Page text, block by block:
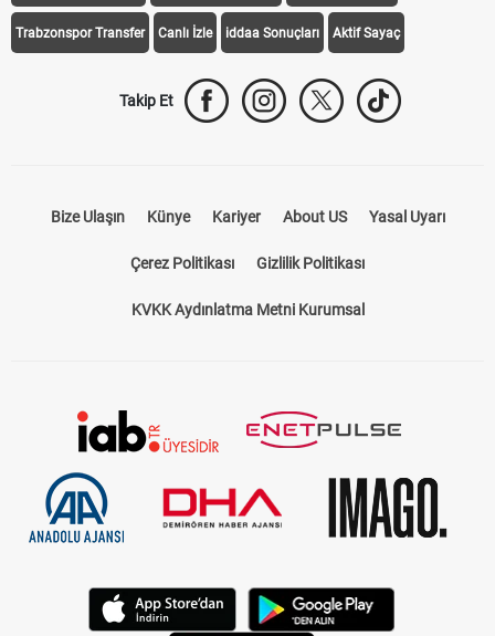
Galatasaray Transfer Fenerbahçe Transfer Beşiktaş Transfer
Trabzonspor Transfer Canlı İzle iddaa Sonuçları Aktif Sayaç